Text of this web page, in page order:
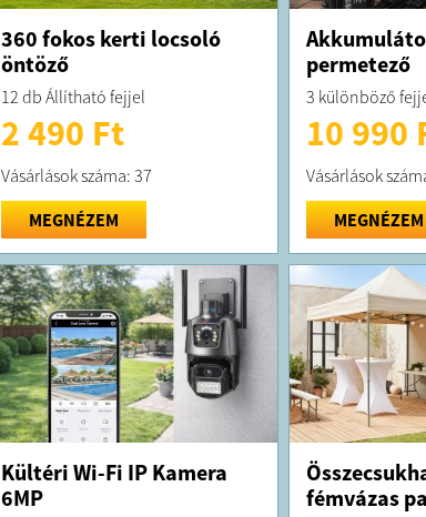
360 fokos kerti locsoló
öntöző
12 db Állítható fejjel
2 490 Ft
Vásárlások száma: 37
MEGNÉZEM
permetező
3 különböző
10 990
Vásárlások
MEGNÉZEM
Kültéri Wi-Fi IP Kamera
6MP
fémvázas